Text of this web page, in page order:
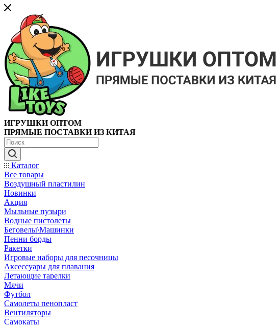
ИГРУШКИ ОПТОМ
ПРЯМЫЕ ПОСТАВКИ ИЗ КИТАЯ
Каталог
Все товары
Воздушный пластилин
Новинки
Акция
Мыльные пузыри
Водные пистолеты
Беговелы\Машинки
Пенни борды
Ракетки
Игровые наборы для песочницы
Аксессуары для плавания
Летающие тарелки
Мячи
Футбол
Самолеты пенопласт
Вентиляторы
Самокаты